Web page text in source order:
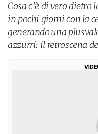
Cosa c’è di vero
in pochi giorni con la
generando una
azzurri: il retroscena